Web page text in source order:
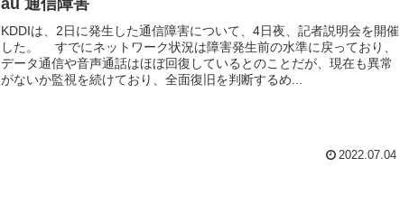
au 通信障害
KDDIは、2日に発生した通信障害について、4日夜、記者説明会を開催
した。 すでにネットワーク状況は障害発生前の水準に戻っており、
データ通信や音声通話はほぼ回復しているとのことだが、現在も異常
がないか監視を続けており、全面復旧を判断するめ...
2022.07.04